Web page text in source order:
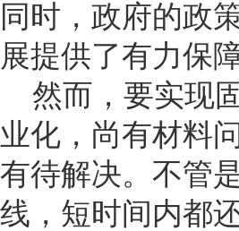
同时，政府的政
展提供了有力保障
然而，要实现
业化，尚有材料
有待解决。不管
线，短时间内都